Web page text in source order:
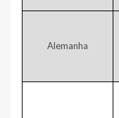
Alemanha